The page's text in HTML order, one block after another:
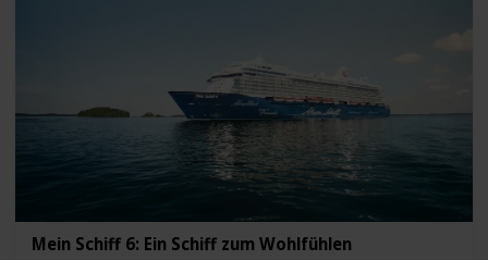
Mein Schiff 6: Ein Schiff zum Wohlfühlen